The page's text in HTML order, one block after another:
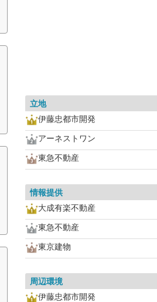
立地
伊藤忠都市開発
アーネストワン
東急不動産
情報提供
大成有楽不動産
東急不動産
東京建物
周辺環境
伊藤忠都市開発